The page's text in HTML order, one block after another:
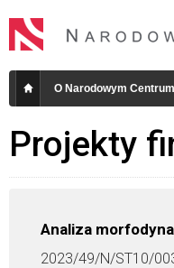
O Narodowym
Projekty
Analiza
2023/49/N/ST10/